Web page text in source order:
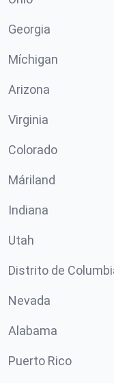
Georgia
Míchigan
Arizona
Virginia
Colorado
Máriland
Indiana
Utah
Distrito de
Nevada
Alabama
Puerto Rico